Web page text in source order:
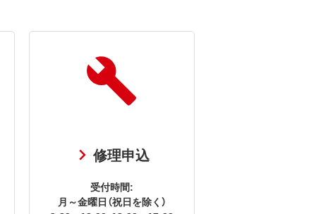
修理申込
受付時間:
月～金曜日（祝日を除く）